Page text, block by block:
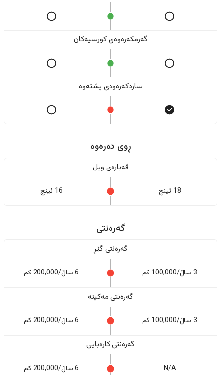
گەرمکەرەوەی کورسیەکان
ساردکەرەوەی پشتەوە
ڕوی دەرەوە
قەبارەی ویل
18 ئینج 16 ئینج
گەرەنتی
گەرەنتی گێڕ
3 ساڵ/100,000 کم 6 ساڵ/200,000 کم
گەرەنتی مەکینە
3 ساڵ/100,000 کم 6 ساڵ/200,000 کم
گەرەنتی کارەبایی
N/A 6 ساڵ/200,000 کم